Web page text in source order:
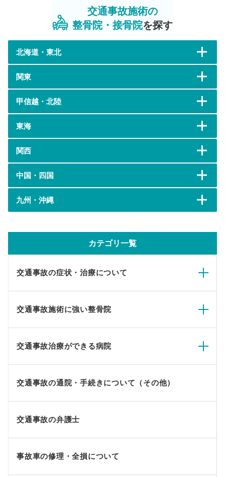
交通事故施術の
整骨院・接骨院を探す
北海道・東北
関東
甲信越・北陸
東海
関西
中国・四国
九州・沖縄
カテゴリ一覧
交通事故の症状・治療について
交通事故施術に強い整骨院
交通事故治療ができる病院
交通事故の通院・手続きについて（その他）
交通事故の弁護士
事故車の修理・全損について